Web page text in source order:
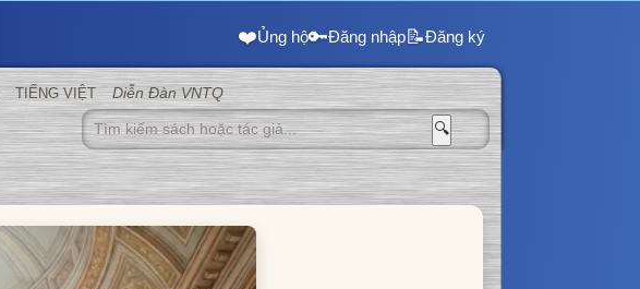
❤️Ủng hộ🔑Đăng nhập📝Đăng ký
TIẾNG VIỆT Diễn Đàn VNTQ
🔍